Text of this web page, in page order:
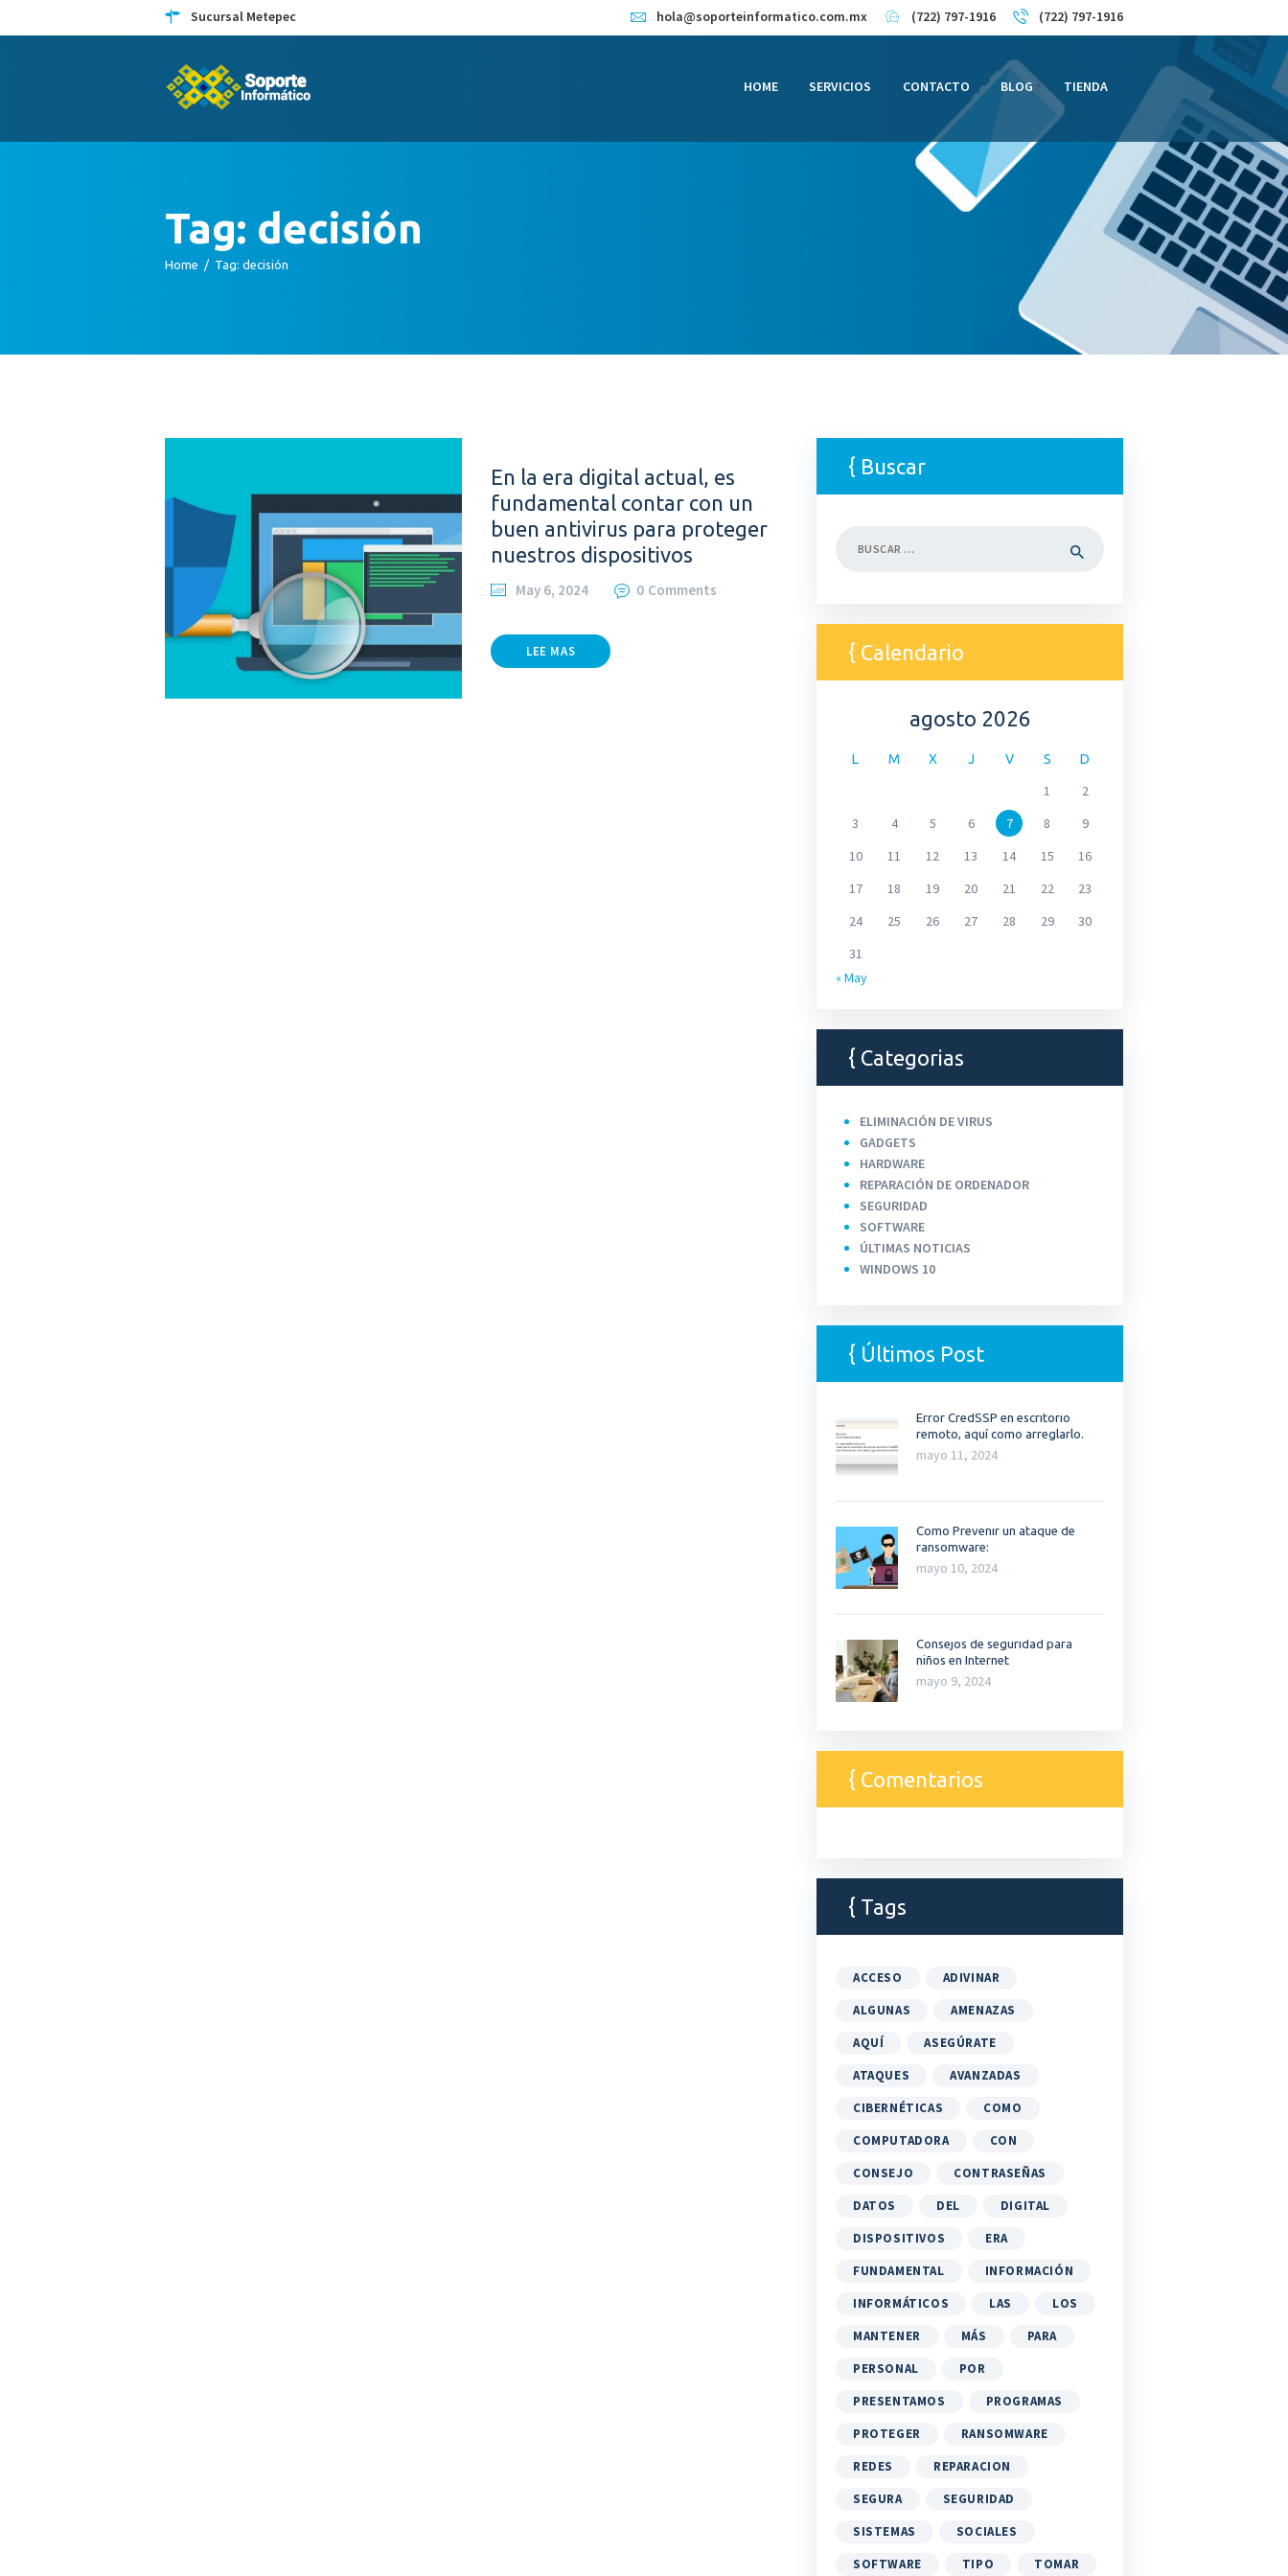
Sucursal Metepec hola@soporteinformatico.com.mx (722) 797-1916 (722) 797-1916
HOME SERVICIOS CONTACTO BLOG TIENDA
Tag: decisión
Home Tag: decisión
En la era digital actual, es
fundamental contar con un
buen antivirus para proteger
nuestros dispositivos
May 6, 2024 0 Comments
LEE MAS
Buscar
Calendario
agosto 2026
L M X J V S D
1
2
3
4 5 6 7 8
9
10
11 12 13 14 15
16
17
18 19 20 21 22
23
24
25 26 27 28 29
30
31
« May
Categorias
ELIMINACIÓN DE VIRUS
GADGETS
HARDWARE
REPARACIÓN DE ORDENADOR
SEGURIDAD
SOFTWARE
ÚLTIMAS NOTICIAS
WINDOWS 10
Últimos Post
Error CredSSP en escritorio
remoto, aquí como arreglarlo.
mayo 11, 2024
Como Prevenir un ataque de
ransomware:
mayo 10, 2024
Consejos de seguridad para
niños en Internet
mayo 9, 2024
Comentarios
Tags
ACCESO
ADIVINAR
ALGUNAS
AMENAZAS
AQUÍ
ASEGÚRATE
ATAQUES
AVANZADAS
CIBERNÉTICAS
COMO
COMPUTADORA
CON
CONSEJO
CONTRASEÑAS
DATOS
DEL
DIGITAL
DISPOSITIVOS
ERA
FUNDAMENTAL
INFORMACIÓN
INFORMÁTICOS
LAS
LOS
MANTENER
MÁS
PARA
PERSONAL
POR
PRESENTAMOS
PROGRAMAS
PROTEGER
RANSOMWARE
REDES
REPARACION
SEGURA
SEGURIDAD
SISTEMAS
SOCIALES
SOFTWARE
TIPO TOMAR